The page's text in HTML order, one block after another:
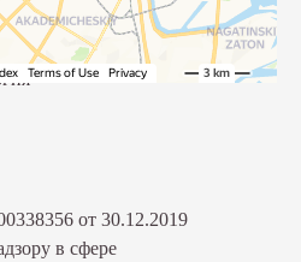
от 30.12.2019
в сфере